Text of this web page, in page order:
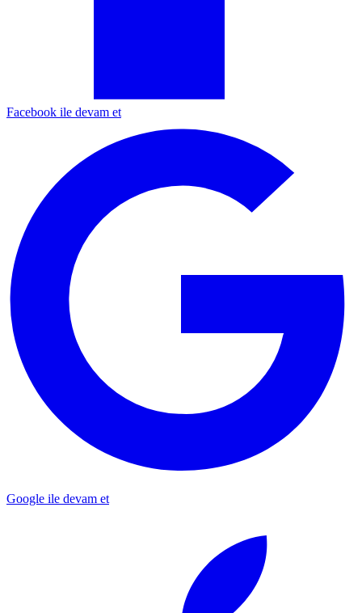
Facebook ile devam et
Google ile devam et